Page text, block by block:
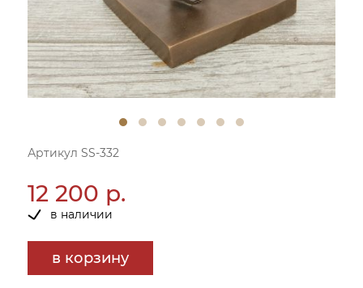
Артикул SS-332
12 200 р.
в наличии
в корзину